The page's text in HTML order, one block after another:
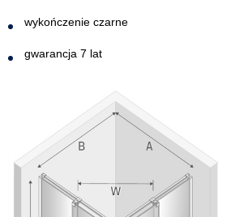
wykończenie czarne
gwarancja 7 lat